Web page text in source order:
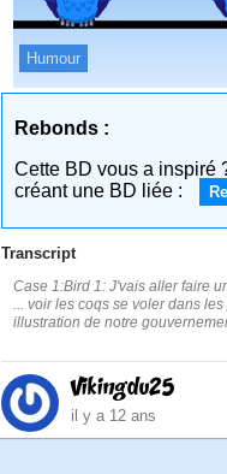
Humour
Rebonds :
Cette BD vous a inspiré
créant une BD liée :
Transcript
Case 1:Bird 1: J'vais aller faire
... voir les coqs se voler dans
illustration de notre
Vikingdu25
il y a 12 ans